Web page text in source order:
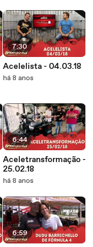
7:30
Acelelista - 04.03.18
há 8 anos
6:44
Aceletransformação -
25.02.18
há 8 anos
6:59